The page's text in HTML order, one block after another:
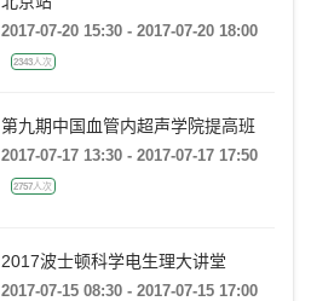
2017-07-20 15:30 - 2017-07-20 18:00
2343人次
第九期中国血管内超声学院提高班
2017-07-17 13:30 - 2017-07-17 17:50
2757人次
2017波士顿科学电生理大讲堂
2017-07-15 08:30 - 2017-07-15 17:00